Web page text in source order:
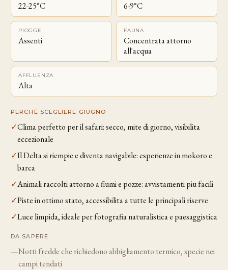
22-25°C 6-9°C
PIOGGE
Assenti
FAUNA
Concentrata attorno
all'acqua
AFFLUENZA
Alta
PERCHÉ SCEGLIERE GIUGNO
✓Clima perfetto per il safari: secco, mite di giorno, visibilita
eccezionale
✓Il Delta si riempie e diventa navigabile: esperienze in mokoro e
barca
✓Animali raccolti attorno a fiumi e pozze: avvistamenti piu facili
✓Piste in ottimo stato, accessibilita a tutte le principali riserve
✓Luce limpida, ideale per fotografia naturalistica e paesaggistica
DA SAPERE
—Notti fredde che richiedono abbigliamento termico, specie nei
campi tendati